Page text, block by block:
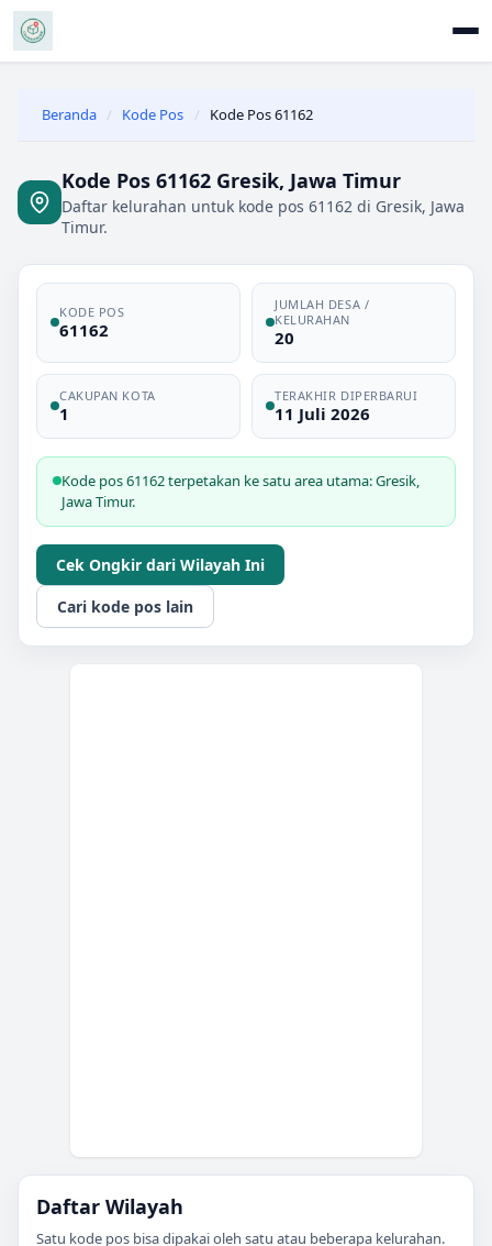
Beranda / Kode Pos / Kode Pos 61162
Kode Pos 61162 Gresik, Jawa Timur
Daftar kelurahan untuk kode pos 61162 di Gresik, Jawa
Timur.
KODE POS
61162
JUMLAH DESA /
KELURAHAN
20
CAKUPAN KOTA
1
TERAKHIR DIPERBARUI
11 Juli 2026
Kode pos 61162 terpetakan ke satu area utama: Gresik,
Jawa Timur.
Cek Ongkir dari Wilayah Ini
Cari kode pos lain
Daftar Wilayah
Satu kode pos bisa dipakai oleh satu atau beberapa kelurahan.